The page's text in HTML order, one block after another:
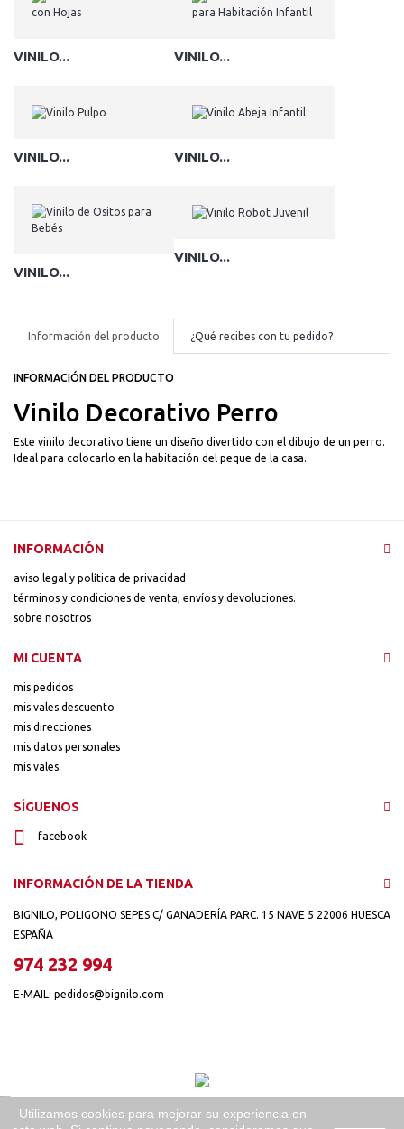
VINILO... VINILO...
VINILO... VINILO...
VINILO...
VINILO...
Información del producto ¿Qué recibes con tu pedido?
INFORMACIÓN DEL PRODUCTO
Vinilo Decorativo Perro
Este vinilo decorativo tiene un diseño divertido con el dibujo de un perro.
Ideal para colocarlo en la habitación del peque de la casa.
INFORMACIÓN
aviso legal y política de privacidad
términos y condiciones de venta, envíos y devoluciones.
sobre nosotros
MI CUENTA
mis pedidos
mis vales descuento
mis direcciones
mis datos personales
mis vales
SÍGUENOS
facebook
INFORMACIÓN DE LA TIENDA
BIGNILO, POLIGONO SEPES C/ GANADERÍA PARC. 15 NAVE 5 22006 HUESCA
ESPAÑA
974 232 994
E-MAIL: pedidos@bignilo.com
Utilizamos cookies para mejorar su experiencia en